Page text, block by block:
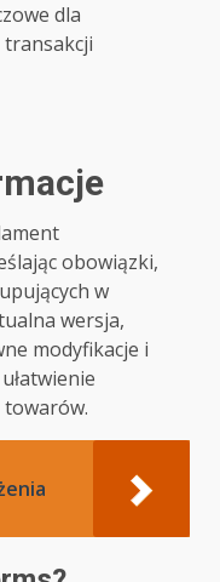
dla
obowiązki,
w
wersja,
modyfikacje i
towarów.